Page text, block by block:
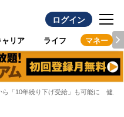
ログイン
ャリア ライフ マネー
ら「10年繰り下げ受給」も可能に 健康